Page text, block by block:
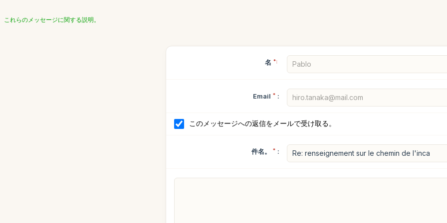
これらのメッセージに関する説明。
名 *:
Email * :
このメッセージへの返信をメールで受け取る。
件名。 * :